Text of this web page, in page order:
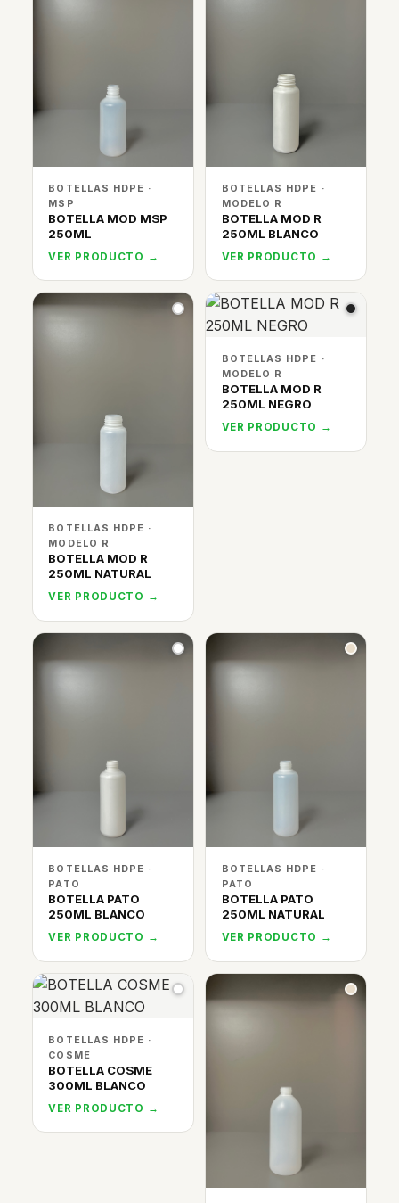
BOTELLAS HDPE ·
MSP
BOTELLA MOD MSP
250ML
VER PRODUCTO →
BOTELLAS HDPE ·
MODELO R
BOTELLA MOD R
250ML BLANCO
VER PRODUCTO →
BOTELLAS HDPE ·
MODELO R
BOTELLA MOD R
250ML NATURAL
VER PRODUCTO →
BOTELLAS HDPE ·
MODELO R
BOTELLA MOD R
250ML NEGRO
VER PRODUCTO →
BOTELLAS HDPE ·
PATO
BOTELLA PATO
250ML BLANCO
VER PRODUCTO →
BOTELLAS HDPE ·
PATO
BOTELLA PATO
250ML NATURAL
VER PRODUCTO →
BOTELLAS HDPE ·
COSME
BOTELLA COSME
300ML BLANCO
VER PRODUCTO →